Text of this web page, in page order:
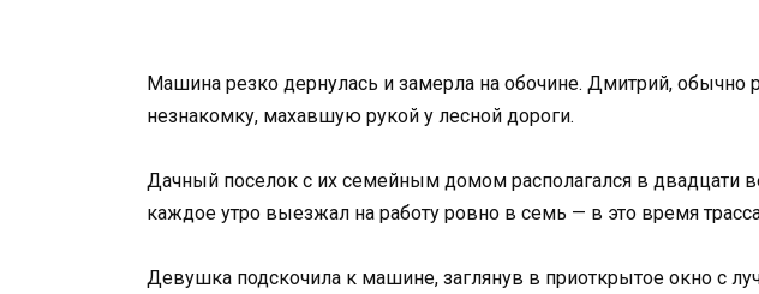
Машина резко дернулась и замерла на обочине. Дмитрий,
незнакомку, махавшую рукой у лесной дороги.
Дачный поселок с их семейным домом располагался в двадцати
каждое утро выезжал на работу ровно в семь — в это время
Девушка подскочила к машине, заглянув в приоткрытое окно с